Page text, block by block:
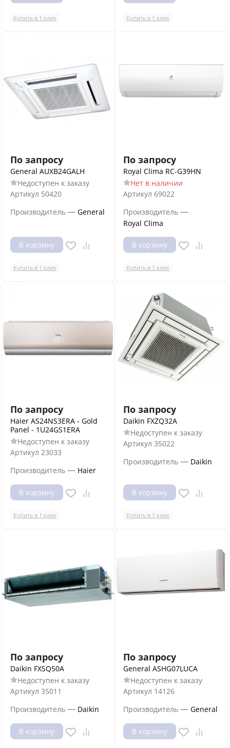
Купить в 1 клик Купить в 1 клик
По запросу
General AUXB24GALH
Недоступен к заказу
Артикул 50420
Производитель — General
В корзину
Купить в 1 клик
По запросу
Royal Clima RC-G39HN
Нет в наличии
Артикул 69022
Производитель —
Royal Clima
В корзину
Купить в 1 клик
По запросу
Haier AS24NS3ERA - Gold
Panel - 1U24GS1ERA
Недоступен к заказу
Артикул 23033
Производитель — Haier
В корзину
Купить в 1 клик
По запросу
Daikin FXZQ32A
Недоступен к заказу
Артикул 35022
Производитель — Daikin
В корзину
Купить в 1 клик
По запросу
Daikin FXSQ50A
Недоступен к заказу
Артикул 35011
Производитель — Daikin
В корзину
По запросу
General ASHG07LUCA
Недоступен к заказу
Артикул 14126
Производитель — General
В корзину